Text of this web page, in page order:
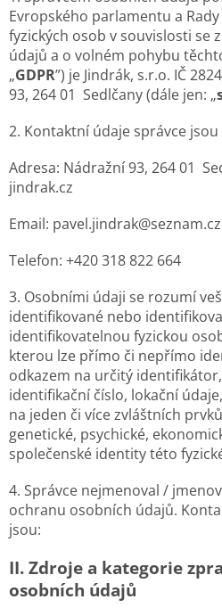
Evropského parlamentu a
fyzických osob v souvislosti se
údajů a o volném pohybu
„GDPR”) je Jindrák, s.r.o. IČ
93, 264 01 Sedlčany (dále jen: „
2. Kontaktní údaje správce jsou
Adresa: Nádražní 93, 264 01
jindrak.cz
Email: pavel.jindrak@seznam.cz
Telefon: +420 318 822 664
3. Osobními údaji se rozumí
identifikované nebo
identifikovatelnou fyzickou
kterou lze přímo či nepřímo
odkazem na určitý
identifikační číslo, lokační
na jeden či více zvláštních
genetické, psychické,
společenské identity této
4. Správce nejmenoval /
ochranu osobních údajů.
jsou:
II. Zdroje a kategorie
osobních údajů